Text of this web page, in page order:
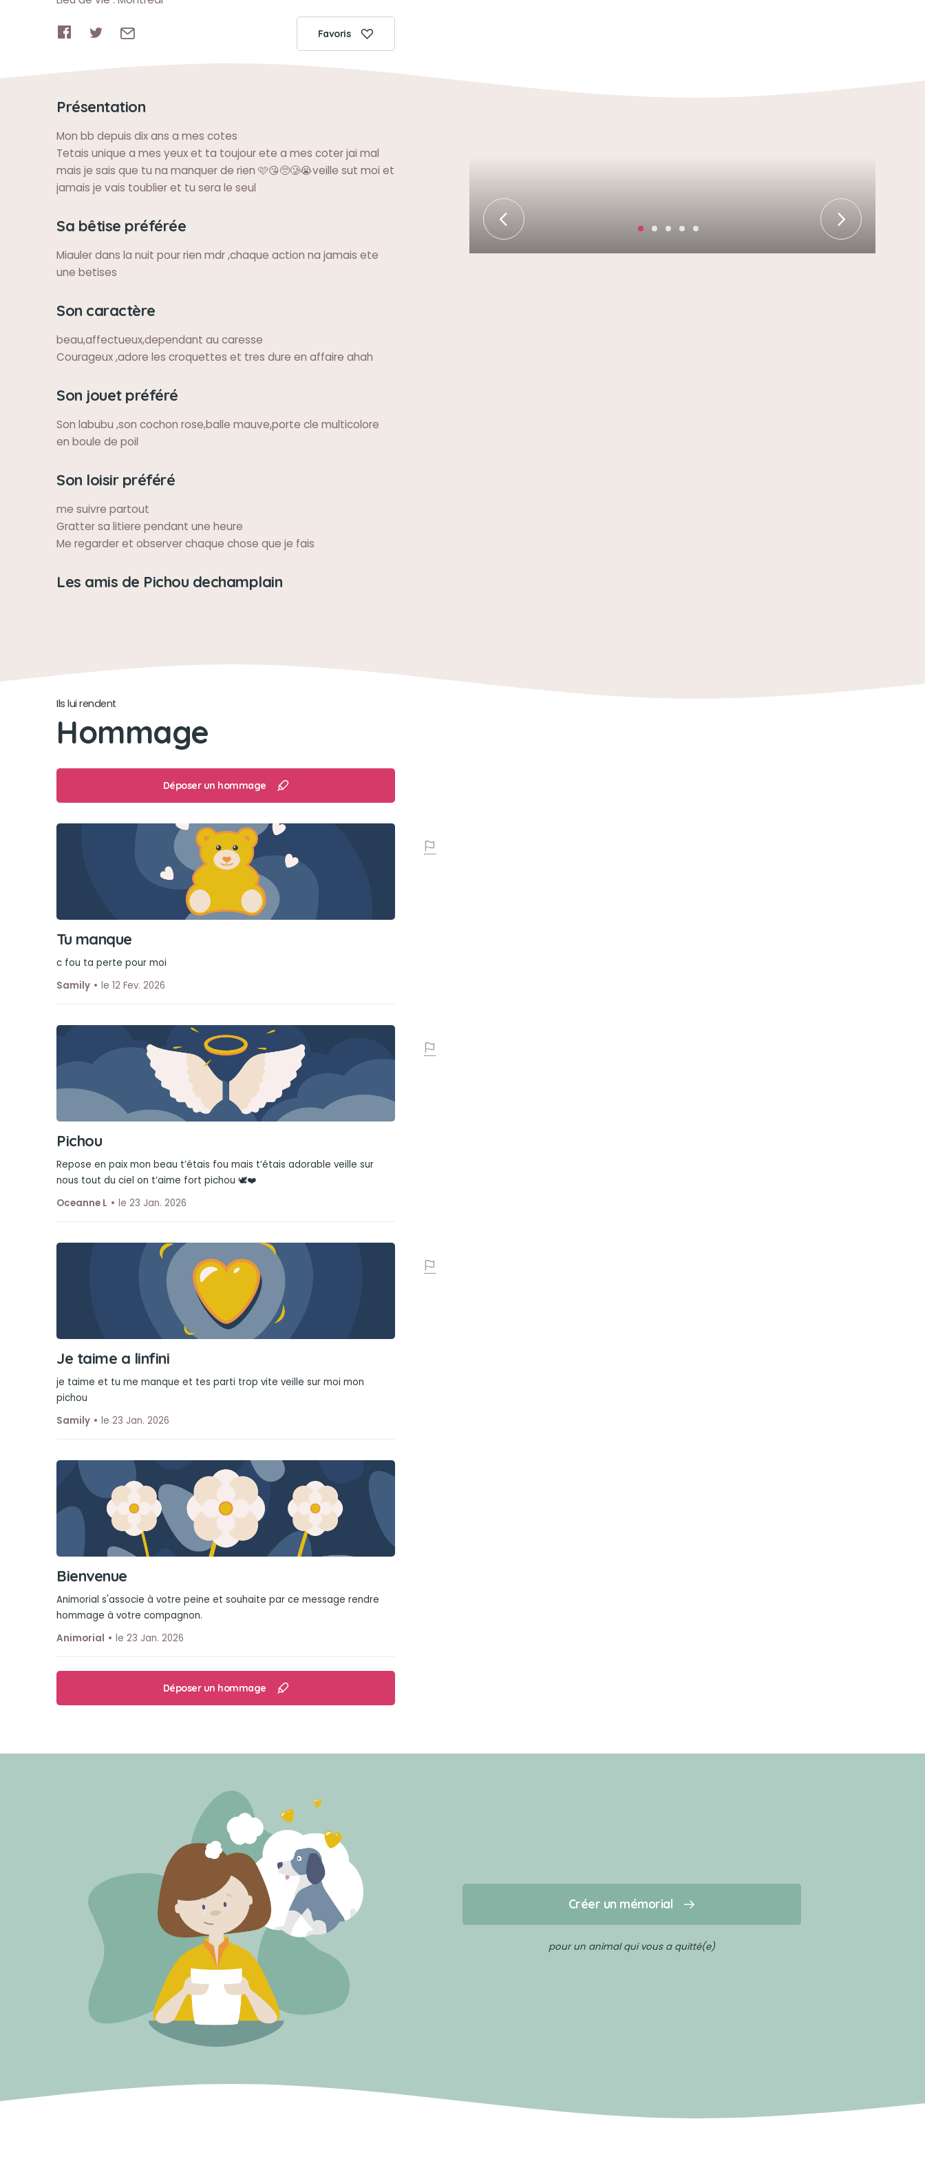
Favoris
Présentation
Mon bb depuis dix ans a mes cotes
Tetais unique a mes yeux et ta toujour ete a mes coter jai mal
mais je sais que tu na manquer de rien 🩷😘🥺🥲😭veille sut moi et
jamais je vais toublier et tu sera le seul
Sa bêtise préférée
Miauler dans la nuit pour rien mdr ,chaque action na jamais ete
une betises
Son caractère
beau,affectueux,dependant au caresse
Courageux ,adore les croquettes et tres dure en affaire ahah
Son jouet préféré
Son labubu ,son cochon rose,balle mauve,porte cle multicolore
en boule de poil
Son loisir préféré
me suivre partout
Gratter sa litiere pendant une heure
Me regarder et observer chaque chose que je fais
Les amis de Pichou dechamplain
Ils lui rendent
Hommage
Déposer un hommage
Tu manque
c fou ta perte pour moi
Samily
le 12 Fev. 2026
Pichou
Repose en paix mon beau t’étais fou mais t’étais adorable veille sur
nous tout du ciel on t’aime fort pichou 🕊️❤️
Oceanne L
le 23 Jan. 2026
Je taime a linfini
je taime et tu me manque et tes parti trop vite veille sur moi mon
pichou
Samily
le 23 Jan. 2026
Bienvenue
Animorial s'associe à votre peine et souhaite par ce message rendre
hommage à votre compagnon.
Animorial
le 23 Jan. 2026
Déposer un hommage
Créer un mémorial
pour un animal qui vous a quitté(e)